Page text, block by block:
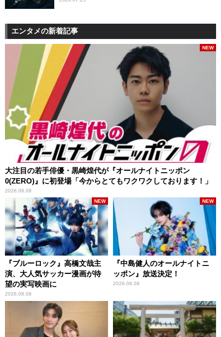
エンタメの新着記事
大注目の若手俳優・黒崎煌代が『オールナイトニッポン
0(ZERO)』に初登場「今からとてもワクワクしております！」
2026.08.08
NEW
『ブルーロック』高橋文哉主
演、大人気サッカー漫画が待
望の実写映画に
2026.08.08
NEW
『中島健人のオールナイトニ
ッポン』放送決定！
2026.08.08
NEW